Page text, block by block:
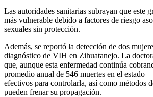
Las autoridades sanitarias subrayan que este
más vulnerable debido a factores de riesgo
sexuales sin protección.
Además, se reportó la detección de dos
diagnóstico de VIH en Zihuatanejo. La
que, aunque esta enfermedad continúa
promedio anual de 546 muertes en el
efectivos para controlarla, así como métodos
pueden frenar su propagación.